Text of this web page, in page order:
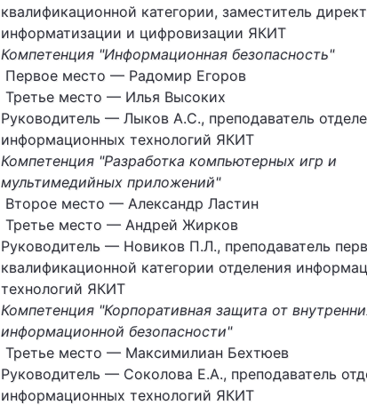
квалификационной категории, заместитель
информатизации и цифровизации ЯКИТ
Компетенция "Информационная безопасность"
Первое место — Радомир Егоров
Третье место — Илья Высоких
Руководитель — Лыков А.С., преподаватель
информационных технологий ЯКИТ
Компетенция "Разработка компьютерных игр и
мультимедийных приложений"
Второе место — Александр Ластин
Третье место — Андрей Жирков
Руководитель — Новиков П.Л., преподаватель
квалификационной категории отделения
технологий ЯКИТ
Компетенция "Корпоративная защита от
информационной безопасности"
Третье место — Максимилиан Бехтюев
Руководитель — Соколова Е.А., преподаватель
информационных технологий ЯКИТ